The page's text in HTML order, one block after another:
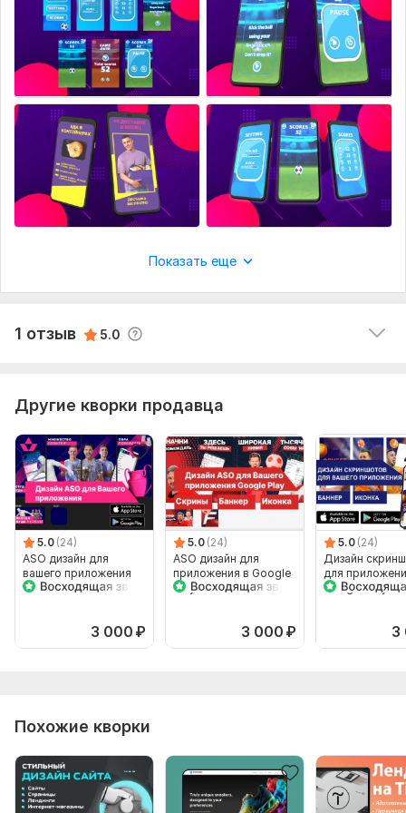
Показать еще
1 отзыв 5.0
1 0
решения для перерисовки сушествуюшего
каждый вопрос получен ответ. Рекомендую.
Другие кворки продавца
5.0 (24)
ASO дизайн для
вашего приложения
3 000 ₽
5.0 (24)
ASO дизайн для
приложения в Google
Play
3 000 ₽
5.0 (24)
Дизайн
для
Google Play и
3
Похожие кворки